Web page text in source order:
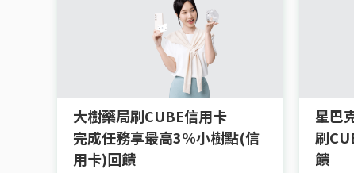
大樹藥局刷CUBE信用卡
完成任務享最高3%小樹點(信
用卡)回饋
星巴
刷
饋